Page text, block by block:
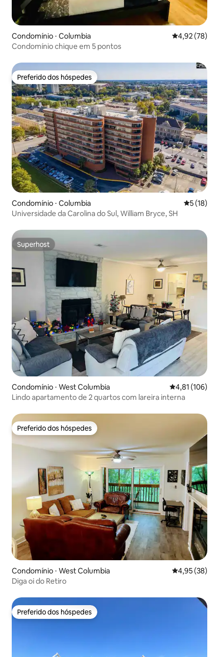
Condomínio ⋅ Columbia 4,92 de uma
4,92 (78)
Condomínio chique em 5 pontos
Preferido dos hóspedes
Preferido dos hóspedes
Condomínio ⋅ Columbia 5 de uma
5 (18)
Universidade da Carolina do Sul, William Bryce, SH
Superhost
Superhost
Condomínio ⋅ West Columbia 4,81 de uma
4,81 (106)
Lindo apartamento de 2 quartos com lareira interna
Preferido dos hóspedes
Preferido dos hóspedes
Condomínio ⋅ West Columbia 4,95 de uma
4,95 (38)
Diga oi do Retiro
Preferido dos hóspedes
Preferido dos hóspedes